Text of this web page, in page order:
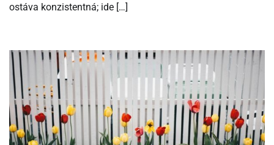
ostáva konzistentná; ide […]